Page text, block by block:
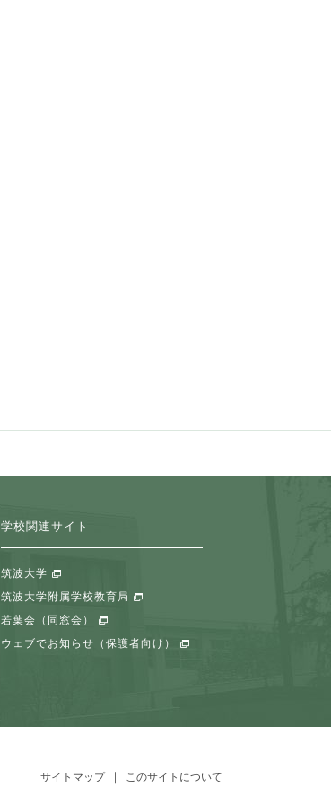
学校関連サイト
筑波大学
筑波大学附属学校教育局
若葉会（同窓会）
ウェブでお知らせ（保護者向け）
サイトマップ このサイトについて